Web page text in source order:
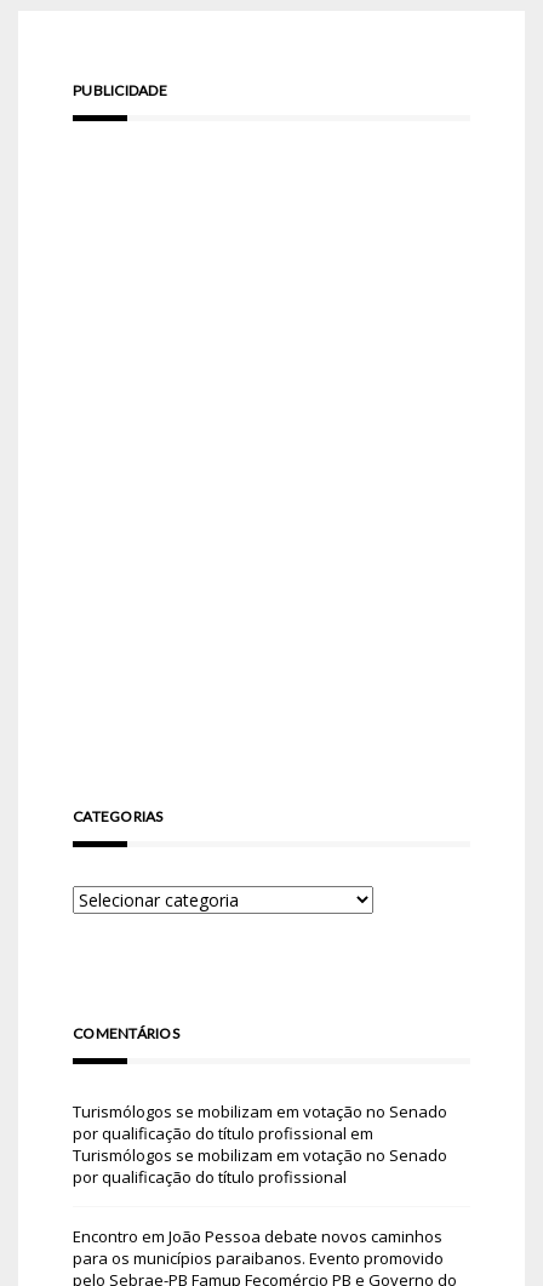
PUBLICIDADE
CATEGORIAS
COMENTÁRIOS
Turismólogos se mobilizam em votação no Senado
por qualificação do título profissional em
Turismólogos se mobilizam em votação no Senado
por qualificação do título profissional
Encontro em João Pessoa debate novos caminhos
para os municípios paraibanos. Evento promovido
pelo Sebrae-PB Famup Fecomércio PB e Governo do